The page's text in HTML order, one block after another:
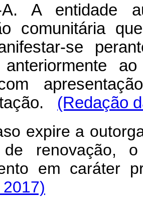
A. A entidade
comunitária
se
anteriormente
(Redação
expire a
renovação,
em